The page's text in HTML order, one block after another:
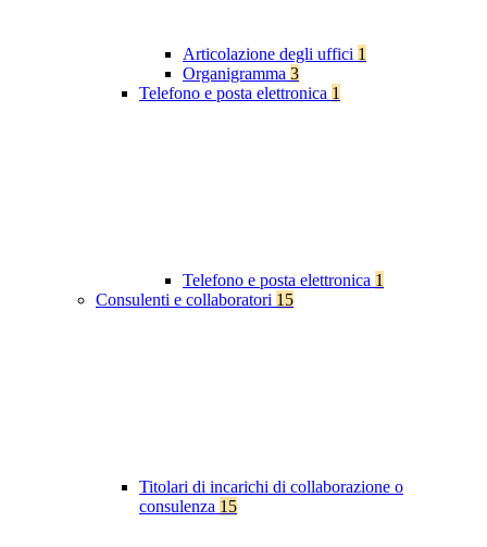
Articolazione degli uffici 1
Organigramma 3
Telefono e posta elettronica 1
Telefono e posta elettronica 1
Consulenti e collaboratori 15
Titolari di incarichi di collaborazione o
consulenza 15